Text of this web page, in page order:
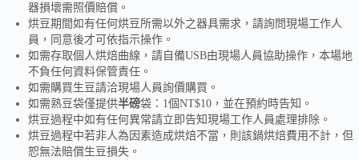
器損壞需照價賠償。
烘豆期間如有任何烘豆所需以外之器具需求，請詢問現場工作人
員，同意後才可依指示操作。
如需存取個人烘焙曲線，請自備USB由現場人員協助操作，本場地
不負任何資料保管責任。
如需購買生豆請洽現場人員詢價購買。
如需熟豆袋僅提供半磅袋：1個NT$10，並在預約時告知。
烘豆過程中如有任何異常請立即告知現場工作人員處理排除。
烘豆過程中若非人為因素造成烘焙不當，則該鍋烘焙費用不計，但
恕無法賠償生豆損失。